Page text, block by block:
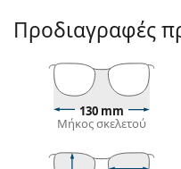
Σκελετός γυαλιών ηλίου
Το καφέ χρώμα του
το ζεστό χρώμα του
μαύρα ή σκούρα
Οι στρογγυλοί
ιδανική επιλογή
Προδιαγραφές
130 mm
Μήκος σκελετού